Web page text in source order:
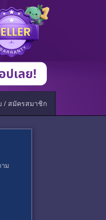
/ สมัครสมาชิก
าม